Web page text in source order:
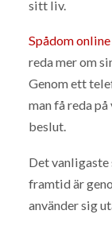
sitt liv.
Spådom online
reda mer om
Genom ett
man få reda
beslut.
Det
framtid är
använder sig